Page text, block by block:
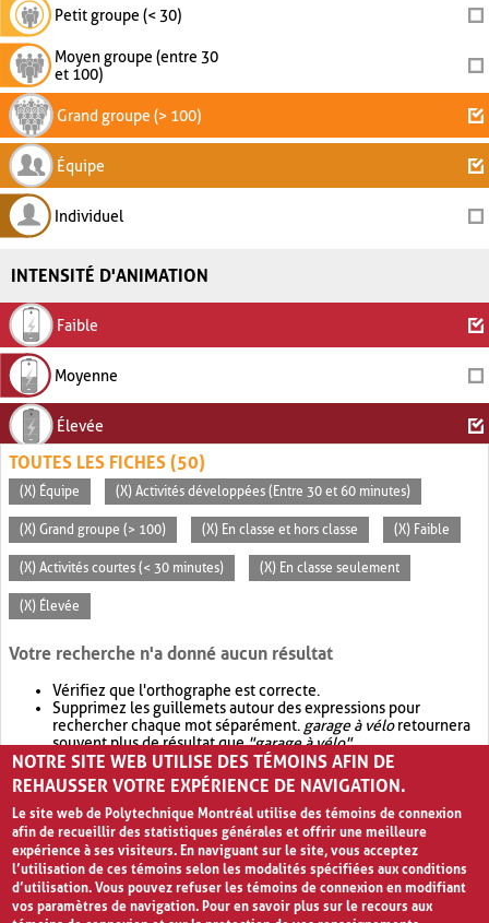
Petit groupe (< 30)
Moyen groupe (entre 30
et 100)
Grand groupe (> 100)
Équipe
Individuel
INTENSITÉ D'ANIMATION
Faible
Moyenne
Élevée
TOUTES LES FICHES (50)
(X) Équipe (X) Activités développées (Entre 30 et 60 minutes)
(X) Grand groupe (> 100) (X) En classe et hors classe (X) Faible
(X) Activités courtes (< 30 minutes) (X) En classe seulement
(X) Élevée
Votre recherche n'a donné aucun résultat
Vérifiez que l'orthographe est correcte.
Supprimez les guillemets autour des expressions pour
rechercher chaque mot séparément. garage à véloretournera
souvent plus de résultat que"garage à vélo".
Envisagez d'élargir votre recherche avec OR.garage OR vélo
retournera souvent plus de résultat quegarage à vélo
NOTRE SITE WEB UTILISE DES TÉMOINS AFIN DE
REHAUSSER VOTRE EXPÉRIENCE DE NAVIGATION.
Le site web de Polytechnique Montréal utilise des témoins de connexion
afin de recueillir des statistiques générales et offrir une meilleure
expérience à ses visiteurs. En naviguant sur le site, vous acceptez
l’utilisation de ces témoins selon les modalités spécifiées aux conditions
d’utilisation. Vous pouvez refuser les témoins de connexion en modifiant
vos paramètres de navigation. Pour en savoir plus sur le recours aux